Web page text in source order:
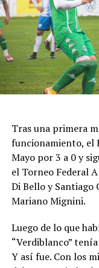
Tras una primera
funcionamiento, el
Mayo por 3 a 0 y
el Torneo Federal
Di Bello y Santiago
Mariano Mignini.
Luego de lo que
“Verdiblanco”
Y así fue. Con los